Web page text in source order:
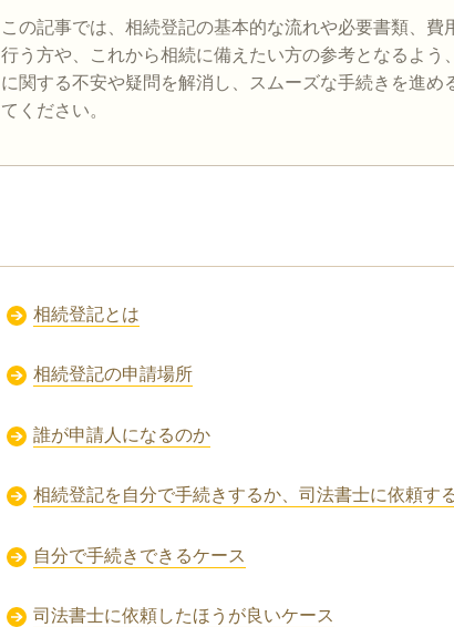
この記事では、相続登記の基本的な流れや必要書類、
行う方や、これから相続に備えたい方の参考となるよ
に関する不安や疑問を解消し、スムーズな手続きを進
てください。
相続登記とは
相続登記の申請場所
誰が申請人になるのか
相続登記を自分で手続きするか、司法書士に依頼す
自分で手続きできるケース
司法書士に依頼したほうが良いケース